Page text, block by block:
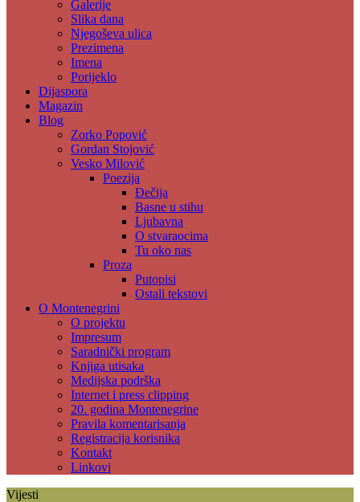
Galerije
Slika dana
Njegoševa ulica
Prezimena
Imena
Porijeklo
Dijaspora
Magazin
Blog
Zorko Popović
Gordan Stojović
Vesko Milović
Poezija
Đečija
Basne u stihu
Ljubavna
O stvaraocima
Tu oko nas
Proza
Putopisi
Ostali tekstovi
O Montenegrini
O projektu
Impresum
Saradnički program
Knjiga utisaka
Medijska podrška
Internet i press clipping
20. godina Montenegrine
Pravila komentarisanja
Registracija korisnika
Kontakt
Linkovi
Vijesti